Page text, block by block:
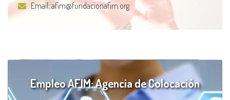
Email:afim@fundacionafim.org
Empleo AFIM: Agencia de Colocación